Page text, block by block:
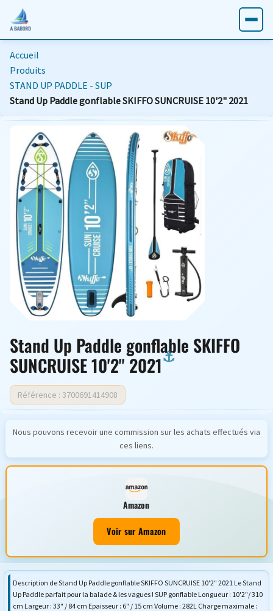
Accueil
Produits
STAND UP PADDLE - SUP
Stand Up Paddle gonflable SKIFFO SUNCRUISE 10'2" 2021
Stand Up Paddle gonflable SKIFFO
SUNCRUISE 10'2" 2021
Référence : 3700691414908
Nous pouvons recevoir une commission sur les achats effectués via
ces liens.
Amazon
Voir sur Amazon
Description de Stand Up Paddle gonflable SKIFFO SUNCRUISE 10'2" 2021 Le Stand
Up Paddle parfait pour la balade & les vagues ! SUP gonflable Longueur : 10'2"/ 310
cm Largeur : 33" / 84 cm Epaisseur : 6" / 15 cm Volume : 282L Charge maximale :